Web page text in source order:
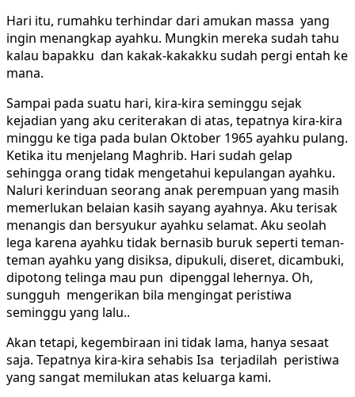
Hari itu, rumahku terhindar dari amukan massa yang
ingin menangkap ayahku. Mungkin mereka sudah tahu
kalau bapakku dan kakak-kakakku sudah pergi entah ke
mana.
Sampai pada suatu hari, kira-kira seminggu sejak
kejadian yang aku ceriterakan di atas, tepatnya kira-kira
minggu ke tiga pada bulan Oktober 1965 ayahku pulang.
Ketika itu menjelang Maghrib. Hari sudah gelap
sehingga orang tidak mengetahui kepulangan ayahku.
Naluri kerinduan seorang anak perempuan yang masih
memerlukan belaian kasih sayang ayahnya. Aku terisak
menangis dan bersyukur ayahku selamat. Aku seolah
lega karena ayahku tidak bernasib buruk seperti teman-
teman ayahku yang disiksa, dipukuli, diseret, dicambuki,
dipotong telinga mau pun dipenggal lehernya. Oh,
sungguh mengerikan bila mengingat peristiwa
seminggu yang lalu..
Akan tetapi, kegembiraan ini tidak lama, hanya sesaat
saja. Tepatnya kira-kira sehabis Isa terjadilah peristiwa
yang sangat memilukan atas keluarga kami.